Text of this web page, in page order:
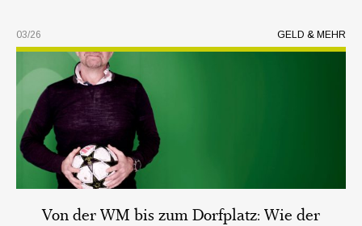
GELD & MEHR
03/26
Von der WM bis zum Dorfplatz: Wie der